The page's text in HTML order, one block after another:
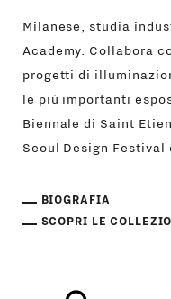
Milanese, studia
Academy. Collabora
progetti di
le più importanti
Biennale di Saint
Seoul Design Festival
BIOGRAFIA
SCOPRI LE